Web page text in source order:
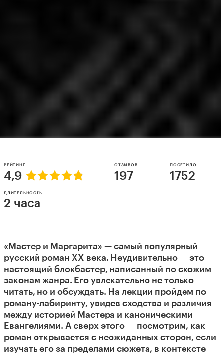
РЕЙТИНГ
4,9
ОТЗЫВОВ
197
ПОСЕТИЛО
1752
ДЛИТЕЛЬНОСТЬ
2 часа
«Мастер и Маргарита» — самый популярный
русский роман ХХ века. Неудивительно — это
настоящий блокбастер, написанный по схожим
законам жанра. Его увлекательно не только
читать, но и обсуждать. На лекции пройдем по
роману-лабиринту, увидев сходства и различия
между историей Мастера и каноническими
Евангелиями. А сверх этого — посмотрим, как
роман открывается с неожиданных сторон, если
изучать его за пределами сюжета, в контексте